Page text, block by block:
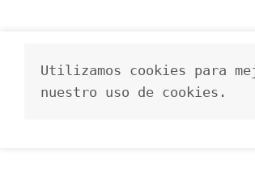
Utilizamos cookies para
nuestro uso de cookies.